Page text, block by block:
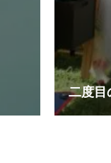
二度目